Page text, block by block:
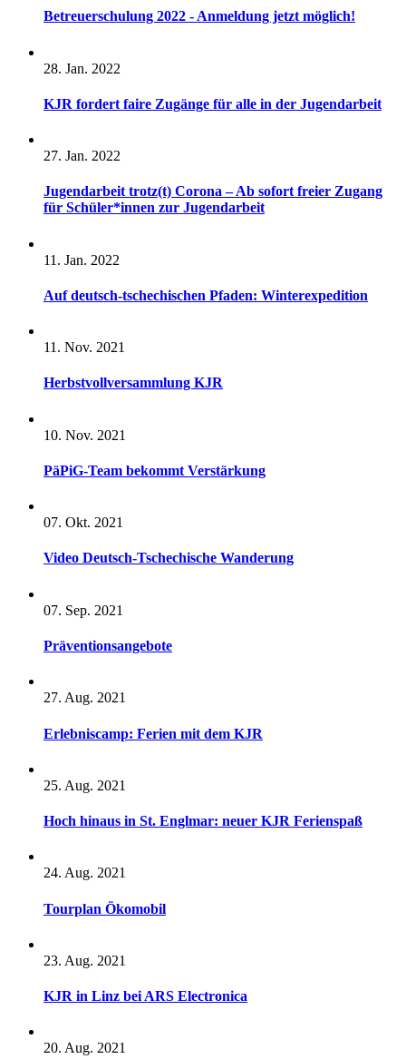
Betreuerschulung 2022 - Anmeldung jetzt möglich!
28. Jan. 2022
KJR fordert faire Zugänge für alle in der Jugendarbeit
27. Jan. 2022
Jugendarbeit trotz(t) Corona – Ab sofort freier Zugang
für Schüler*innen zur Jugendarbeit
11. Jan. 2022
Auf deutsch-tschechischen Pfaden: Winterexpedition
11. Nov. 2021
Herbstvollversammlung KJR
10. Nov. 2021
PäPiG-Team bekommt Verstärkung
07. Okt. 2021
Video Deutsch-Tschechische Wanderung
07. Sep. 2021
Präventionsangebote
27. Aug. 2021
Erlebniscamp: Ferien mit dem KJR
25. Aug. 2021
Hoch hinaus in St. Englmar: neuer KJR Ferienspaß
24. Aug. 2021
Tourplan Ökomobil
23. Aug. 2021
KJR in Linz bei ARS Electronica
20. Aug. 2021